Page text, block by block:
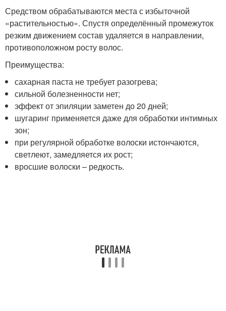
Средством обрабатываются места с избыточной
«растительностью». Спустя определённый промежуток
резким движением состав удаляется в направлении,
противоположном росту волос.
Преимущества:
сахарная паста не требует разогрева;
сильной болезненности нет;
эффект от эпиляции заметен до 20 дней;
шугаринг применяется даже для обработки интимных
зон;
при регулярной обработке волоски истончаются,
светлеют, замедляется их рост;
вросшие волоски – редкость.